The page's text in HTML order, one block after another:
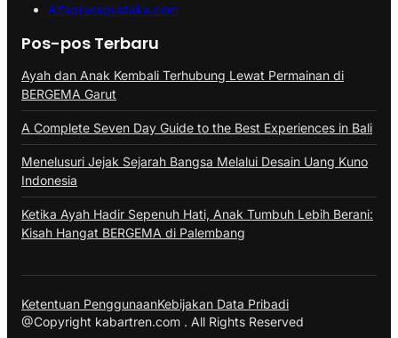
Alfapresspustaka.com
Pos-pos Terbaru
Ayah dan Anak Kembali Terhubung Lewat Permainan di
BERGEMA Garut
A Complete Seven Day Guide to the Best Experiences in Bali
Menelusuri Jejak Sejarah Bangsa Melalui Desain Uang Kuno
Indonesia
Ketika Ayah Hadir Sepenuh Hati, Anak Tumbuh Lebih Berani:
Kisah Hangat BERGEMA di Palembang
Ketentuan PenggunaanKebijakan Data Pribadi
@Copyright kabartren.com . All Rights Reserved